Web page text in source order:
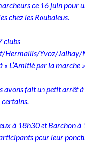
ce 16 juin pour
chez les Roubaleus.
clubs
Hermallis/Yvoz/Jalhay/
« L’Amitié par la marche
avons fait un petit arrêt
certains.
à 18h30 et Barchon
pour leur